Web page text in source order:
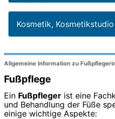
Kosmetik, Kosmetikstudio
Allgemeine Information zu
Fußpflege
Ein Fußpfleger ist eine
und Behandlung der Füße
einige wichtige Aspekte: